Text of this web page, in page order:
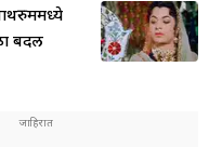
बदल